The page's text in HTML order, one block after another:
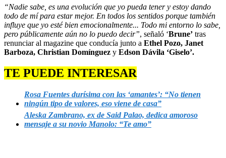
“Nadie sabe, es una evolución que yo pueda tener y estoy dando
todo de mí para estar mejor. En todos los sentidos porque también
influye que yo esté bien emocionalmente... Todo mi entorno lo sabe,
pero públicamente aún no lo puedo decir”, señaló ‘Brune’ tras
renunciar al magazine que conducía junto a Ethel Pozo, Janet
Barboza, Christian Domínguez y Edson Dávila ‘Giselo’.
TE PUEDE INTERESAR
Rosa Fuentes durísima con las ‘amantes’: “No tienen
ningún tipo de valores, eso viene de casa”
Aleska Zambrano, ex de Said Palao, dedica amoroso
mensaje a su novio Manolo: “Te amo”